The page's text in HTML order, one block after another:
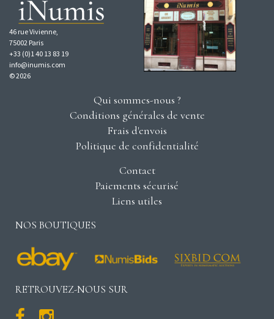
46 rue Vivienne,
75002 Paris
+33 (0)1 40 13 83 19
info@inumis.com
© 2026
Qui sommes-nous ?
Conditions générales de vente
Frais d'envois
Politique de confidentialité
Contact
Paiements sécurisé
Liens utiles
NOS BOUTIQUES
RETROUVEZ-NOUS SUR